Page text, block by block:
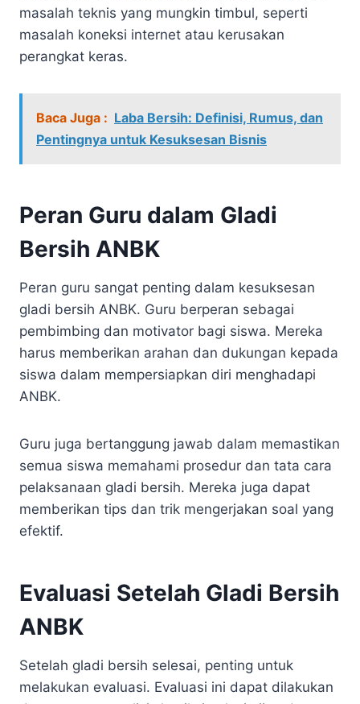
masalah teknis yang mungkin timbul, seperti
masalah koneksi internet atau kerusakan
perangkat keras.
Baca Juga : Laba Bersih: Definisi, Rumus, dan
Pentingnya untuk Kesuksesan Bisnis
Peran Guru dalam Gladi
Bersih ANBK
Peran guru sangat penting dalam kesuksesan
gladi bersih ANBK. Guru berperan sebagai
pembimbing dan motivator bagi siswa. Mereka
harus memberikan arahan dan dukungan kepada
siswa dalam mempersiapkan diri menghadapi
ANBK.
Guru juga bertanggung jawab dalam memastikan
semua siswa memahami prosedur dan tata cara
pelaksanaan gladi bersih. Mereka juga dapat
memberikan tips dan trik mengerjakan soal yang
efektif.
Evaluasi Setelah Gladi Bersih
ANBK
Setelah gladi bersih selesai, penting untuk
melakukan evaluasi. Evaluasi ini dapat dilakukan